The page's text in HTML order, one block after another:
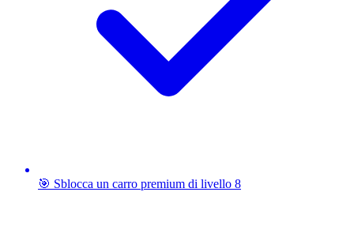
🎯 Sblocca un carro premium di livello 8